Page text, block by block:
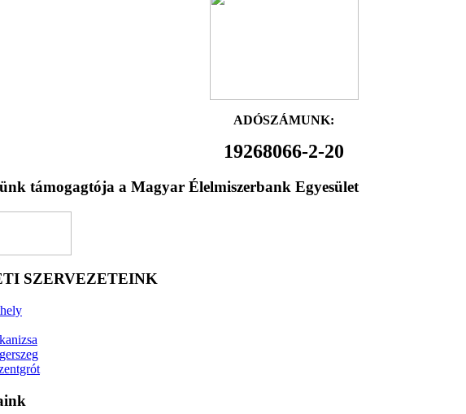
ADÓSZÁMUNK:
19268066-2-20
támogagtója a Magyar Élelmiszerbank Egyesület
SZERVEZETEINK